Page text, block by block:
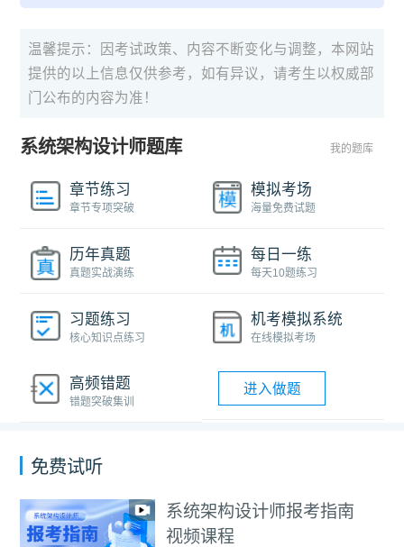
温馨提示：因考试政策、内容不断变化与调整，本网站
提供的以上信息仅供参考，如有异议，请考生以权威部
门公布的内容为准！
系统架构设计师题库 我的题库
章节练习
章节专项突破
模拟考场
海量免费试题
历年真题
真题实战演练
每日一练
每天10题练习
习题练习
核心知识点练习
机考模拟系统
在线模拟考场
高频错题
错题突破集训
进入做题
免费试听
系统架构设计师报考指南
视频课程